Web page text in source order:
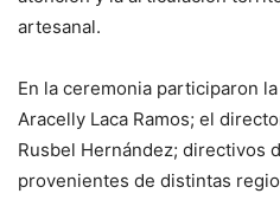
artesanal.
En la ceremonia participaron
Aracelly Laca Ramos; el
Rusbel Hernández; directivos
provenientes de distintas